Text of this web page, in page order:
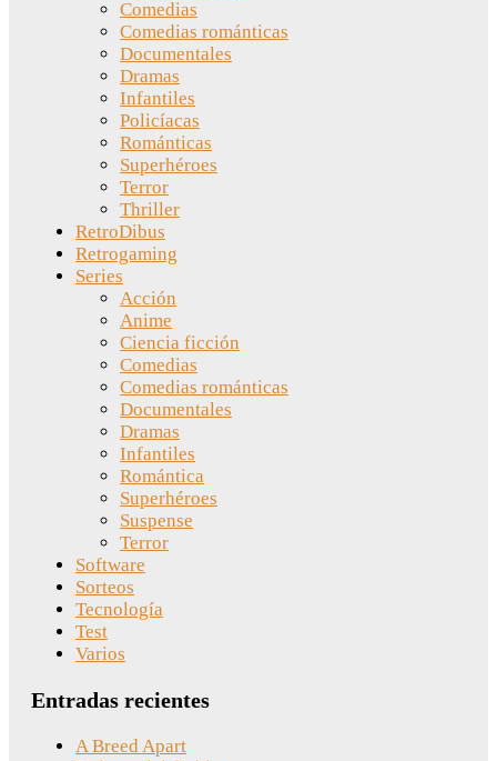
Comedias
Comedias románticas
Documentales
Dramas
Infantiles
Policíacas
Románticas
Superhéroes
Terror
Thriller
RetroDibus
Retrogaming
Series
Acción
Anime
Ciencia ficción
Comedias
Comedias románticas
Documentales
Dramas
Infantiles
Romántica
Superhéroes
Suspense
Terror
Software
Sorteos
Tecnología
Test
Varios
Entradas recientes
A Breed Apart